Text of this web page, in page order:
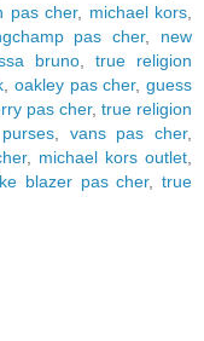
pas cher, michael kors
pas cher, new
bruno
true religion
,oakley pas cher,guess
pas cher, true religion
, vans pas cher,
, michael kors outlet
blazer pas cher,true